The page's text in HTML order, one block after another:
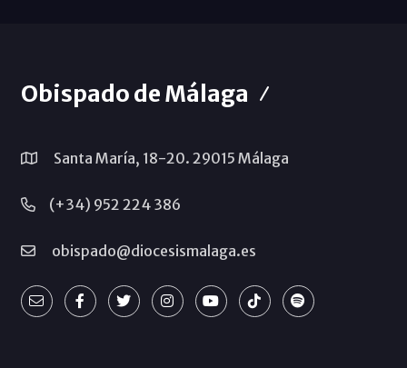
Obispado de Málaga
Santa María, 18-20. 29015 Málaga
(+34) 952 224 386
obispado@diocesismalaga.es